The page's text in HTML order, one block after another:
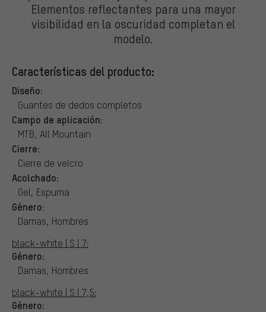
Elementos reflectantes para una mayor
visibilidad en la oscuridad completan el
modelo.
Características del producto:
Diseño:
Guantes de dedos completos
Campo de aplicación:
MTB, All Mountain
Cierre:
Cierre de velcro
Acolchado:
Gel, Espuma
Género:
Damas, Hombres
black-white | S | 7:
Género:
Damas, Hombres
black-white | S | 7,5:
Género: